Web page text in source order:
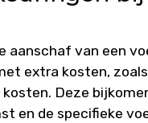
aanschaf van een
extra kosten,
Deze
en de specifieke